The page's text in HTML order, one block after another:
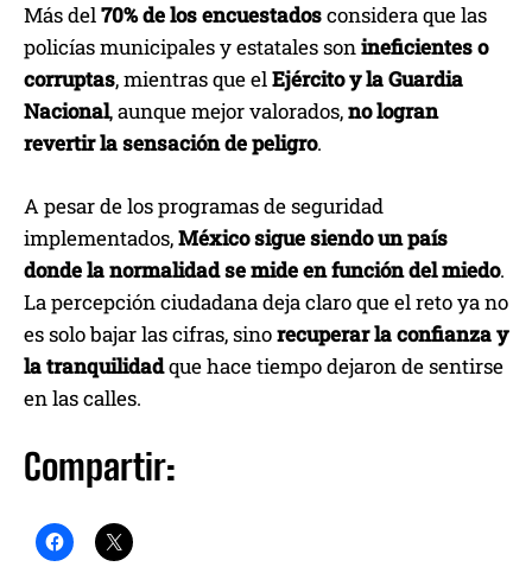
Más del70% de los encuestadosconsidera que las
policías municipales y estatales sonineficientes o
corruptas, mientras que elEjército y la Guardia
Nacional, aunque mejor valorados,no logran
revertir la sensación de peligro.
A pesar de los programas de seguridad
implementados,México sigue siendo un país
donde la normalidad se mide en función del miedo.
La percepción ciudadana deja claro que el reto ya no
es solo bajar las cifras, sinorecuperar la confianza y
la tranquilidadque hace tiempo dejaron de sentirse
en las calles.
Compartir: